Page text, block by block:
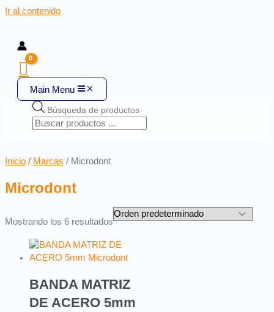
Ir al contenido
Main Menu
Búsqueda de productos
Inicio / Marcas / Microdont
Microdont
Mostrando los 6 resultados
BANDA MATRIZ
DE ACERO 5mm